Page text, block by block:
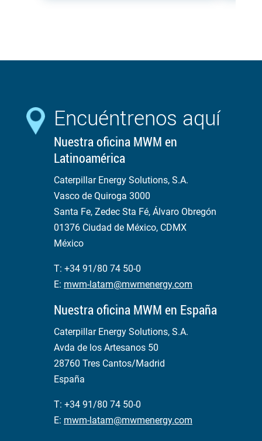
Encuéntrenos aquí
Nuestra oficina MWM en
Latinoamérica
Caterpillar Energy Solutions, S.A.
Vasco de Quiroga 3000
Santa Fe, Zedec Sta Fé, Álvaro Obregón
01376 Ciudad de México, CDMX
México
T: +34 91/80 74 50-0
E: mwm-latam@mwmenergy.com
Nuestra oficina MWM en España
Caterpillar Energy Solutions, S.A.
Avda de los Artesanos 50
28760 Tres Cantos/Madrid
España
T: +34 91/80 74 50-0
E: mwm-latam@mwmenergy.com